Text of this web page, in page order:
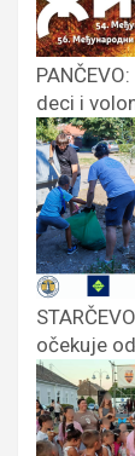
deci i
očekuje